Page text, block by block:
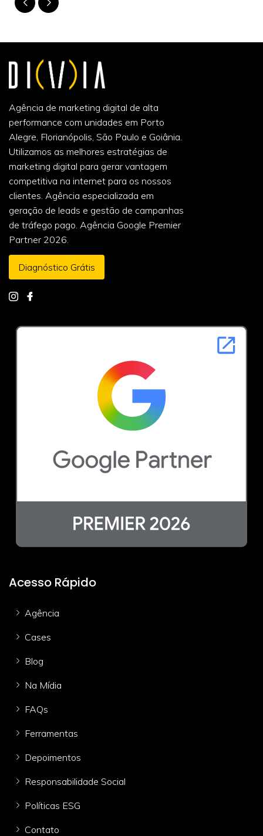
Agência de marketing digital de alta
performance com unidades em Porto
Alegre, Florianópolis, São Paulo e Goiânia.
Utilizamos as melhores estratégias de
marketing digital para gerar vantagem
competitiva na internet para os nossos
clientes. Agência especializada em
geração de leads e gestão de campanhas
de tráfego pago. Agência Google Premier
Partner 2026.
Diagnóstico Grátis
Acesso Rápido
Agência
Cases
Blog
Na Mídia
FAQs
Ferramentas
Depoimentos
Responsabilidade Social
Políticas ESG
Contato